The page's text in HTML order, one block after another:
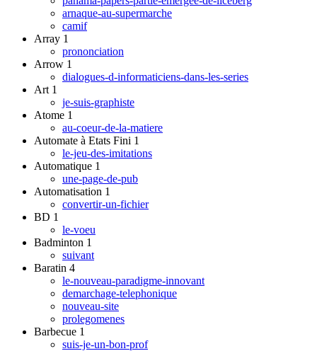
arnaque-au-supermarche
camif
Array 1
prononciation
Arrow 1
dialogues-d-informaticiens-dans-les-series
Art 1
je-suis-graphiste
Atome 1
au-coeur-de-la-matiere
Automate à Etats Fini 1
le-jeu-des-imitations
Automatique 1
une-page-de-pub
Automatisation 1
convertir-un-fichier
BD 1
le-voeu
Badminton 1
suivant
Baratin 4
le-nouveau-paradigme-innovant
demarchage-telephonique
nouveau-site
prolegomenes
Barbecue 1
suis-je-un-bon-prof